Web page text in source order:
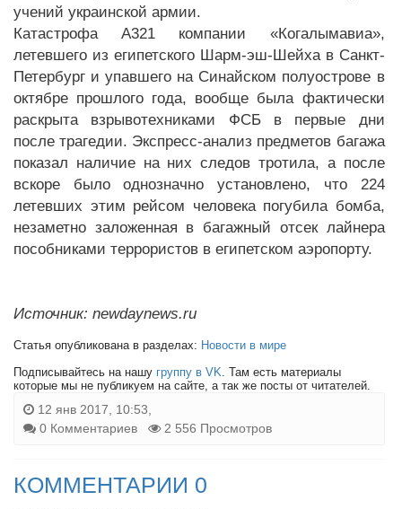
учений украинской армии.
Катастрофа A321 компании «Когалымавиа»,
летевшего из египетского Шарм-эш-Шейха в Санкт-
Петербург и упавшего на Синайском полуострове в
октябре прошлого года, вообще была фактически
раскрыта взрывотехниками ФСБ в первые дни
после трагедии. Экспресс-анализ предметов багажа
показал наличие на них следов тротила, а после
вскоре было однозначно установлено, что 224
летевших этим рейсом человека погубила бомба,
незаметно заложенная в багажный отсек лайнера
пособниками террористов в египетском аэропорту.
Источник: newdaynews.ru
Статья опубликована в разделах: Новости в мире
Подписывайтесь на нашу группу в VK. Там есть материалы
которые мы не публикуем на сайте, а так же посты от читателей.
12 янв 2017, 10:53,
0 Комментариев
2 556 Просмотров
КОММЕНТАРИИ 0